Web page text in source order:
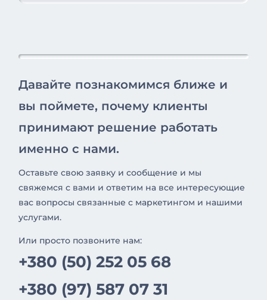
Давайте познакомимся ближе и
вы поймете, почему клиенты
принимают решение работать
именно с нами.
Оставьте свою заявку и сообщение и мы
свяжемся с вами и ответим на все интересующие
вас вопросы связанные с маркетингом и нашими
услугами.
Или просто позвоните нам:
+380 (50) 252 05 68
+380 (97) 587 07 31